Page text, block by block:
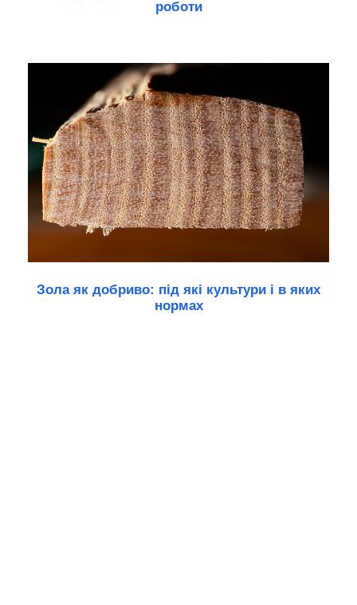
роботи
Зола як добриво: під які культури і в яких
нормах